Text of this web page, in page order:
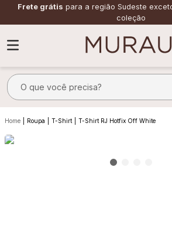
Frete grátis para a região Sudeste
coleção
O que você precisa?
Roupa T-Shirt T-Shirt RJ Hotfix Off White